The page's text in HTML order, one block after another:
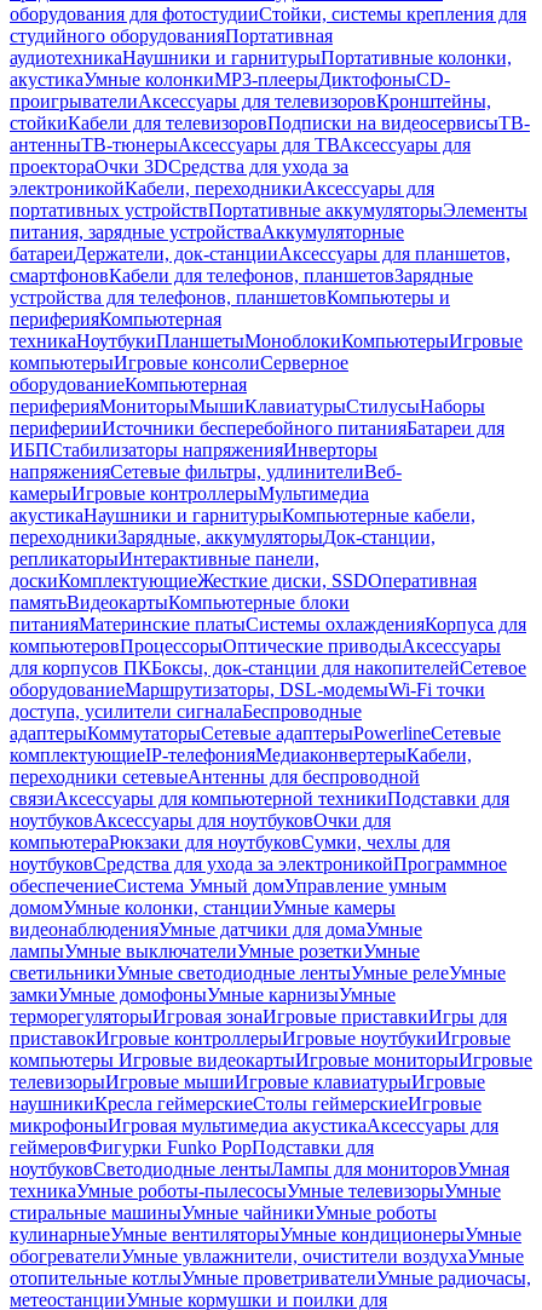
оборудования для фотостудииСтойки, системы крепления для
студийного оборудованияПортативная
аудиотехникаНаушники и гарнитурыПортативные колонки,
акустикаУмные колонкиMP3-плеерыДиктофоныCD-
проигрывателиАксессуары для телевизоровКронштейны,
стойкиКабели для телевизоровПодписки на видеосервисыТВ-
антенныТВ-тюнерыАксессуары для ТВАксессуары для
проектораОчки 3DСредства для ухода за
электроникойКабели, переходникиАксессуары для
портативных устройствПортативные аккумуляторыЭлементы
питания, зарядные устройстваАккумуляторные
батареиДержатели, док-станцииАксессуары для планшетов,
смартфоновКабели для телефонов, планшетовЗарядные
устройства для телефонов, планшетовКомпьютеры и
периферияКомпьютерная
техникаНоутбукиПланшетыМоноблокиКомпьютерыИгровые
компьютерыИгровые консолиСерверное
оборудованиеКомпьютерная
периферияМониторыМышиКлавиатурыСтилусыНаборы
периферииИсточники бесперебойного питанияБатареи для
ИБПСтабилизаторы напряженияИнверторы
напряженияСетевые фильтры, удлинителиВеб-
камерыИгровые контроллерыМультимедиа
акустикаНаушники и гарнитурыКомпьютерные кабели,
переходникиЗарядные, аккумуляторыДок-станции,
репликаторыИнтерактивные панели,
доскиКомплектующиеЖесткие диски, SSDОперативная
памятьВидеокартыКомпьютерные блоки
питанияМатеринские платыСистемы охлажденияКорпуса для
компьютеровПроцессорыОптические приводыАксессуары
для корпусов ПКБоксы, док-станции для накопителейСетевое
оборудованиеМаршрутизаторы, DSL-модемыWi-Fi точки
доступа, усилители сигналаБеспроводные
адаптерыКоммутаторыСетевые адаптерыPowerlineСетевые
комплектующиеIP-телефонияМедиаконвертерыКабели,
переходники сетевыеАнтенны для беспроводной
связиАксессуары для компьютерной техникиПодставки для
ноутбуковАксессуары для ноутбуковОчки для
компьютераРюкзаки для ноутбуковСумки, чехлы для
ноутбуковСредства для ухода за электроникойПрограммное
обеспечениеСистема Умный домУправление умным
домомУмные колонки, станцииУмные камеры
видеонаблюденияУмные датчики для домаУмные
лампыУмные выключателиУмные розеткиУмные
светильникиУмные светодиодные лентыУмные релеУмные
замкиУмные домофоныУмные карнизыУмные
терморегуляторыИгровая зонаИгровые приставкиИгры для
приставокИгровые контроллерыИгровые ноутбукиИгровые
компьютеры Игровые видеокартыИгровые мониторыИгровые
телевизорыИгровые мышиИгровые клавиатурыИгровые
наушникиКресла геймерскиеСтолы геймерскиеИгровые
микрофоныИгровая мультимедиа акустикаАксессуары для
геймеровФигурки Funko PopПодставки для
ноутбуковСветодиодные лентыЛампы для мониторовУмная
техникаУмные роботы-пылесосыУмные телевизорыУмные
стиральные машиныУмные чайникиУмные роботы
кулинарныеУмные вентиляторыУмные кондиционерыУмные
обогревателиУмные увлажнители, очистители воздухаУмные
отопительные котлыУмные проветривателиУмные радиочасы,
метеостанцииУмные кормушки и поилки для